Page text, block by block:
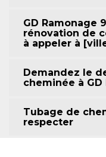
GD Ramonage
rénovation de
à appeler à
Demandez le
cheminée à GD
Tubage de
respecter